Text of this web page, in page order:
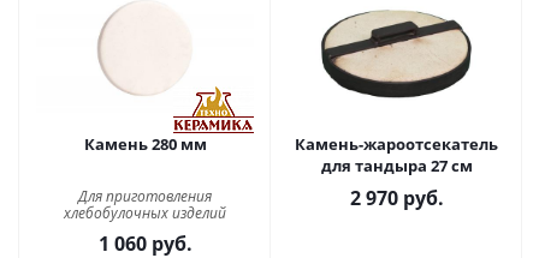
Камень 280 мм
Для приготовления
хлебобулочных изделий
1 060руб.
Камень-жароотсекатель
для тандыра 27 см
2 970руб.